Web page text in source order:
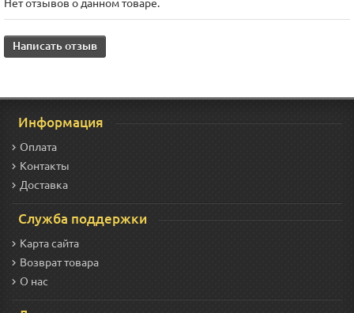
Нет отзывов о данном товаре.
Написать отзыв
Информация
Оплата
Контакты
Доставка
Служба поддержки
Карта сайта
Возврат товара
О нас